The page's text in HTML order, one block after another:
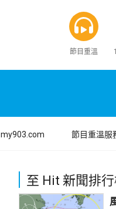
節目重溫
my903.com 節目重溫服
至 Hit 新聞排